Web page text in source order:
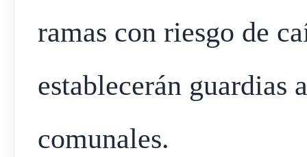
ramas con riesgo de
establecerán guardias
comunales.